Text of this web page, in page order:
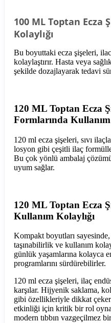
100 ML Toptan Ecza
Kolaylığı
Bu boyuttaki ecza şişeleri,
kolaylaştırır. Hasta veya
şekilde dozajlayarak tedavi
120 ML Toptan Ecza
Formlarında Kullanım
120 ml ecza şişeleri, sıvı
losyon gibi çeşitli ilaç
Bu çok yönlü ambalaj
uyum sağlar.
120 ML Toptan Ecza
Kullanım Kolaylığı
Kompakt boyutları
taşınabilirlik ve kullanım
günlük yaşamlarına kolayca
programlarını sürdürebilirler.
120 ml ecza şişeleri, ilaç
karşılar. Hijyenik saklama,
gibi özellikleriyle dikkat
etkinliği için kritik bir rol
modern tıbbın vazgeçilmez bir